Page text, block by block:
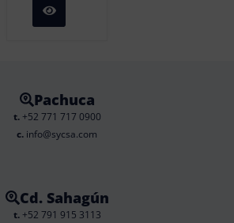
Pachuca
t.+52 771 717 0900
c. info@sycsa.com
Cd. Sahagún
t.+52 791 915 3113